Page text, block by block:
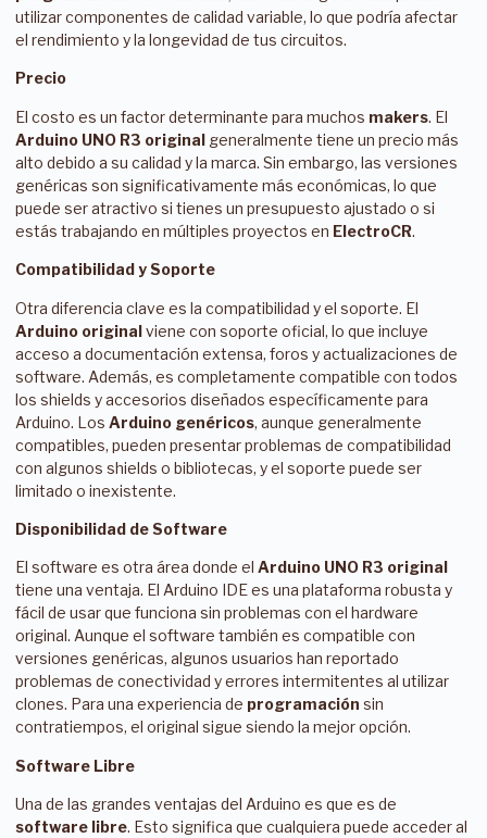
utilizar componentes de calidad variable, lo que podría afectar
el rendimiento y la longevidad de tus circuitos.
Precio
El costo es un factor determinante para muchos makers. El
Arduino UNO R3 original generalmente tiene un precio más
alto debido a su calidad y la marca. Sin embargo, las versiones
genéricas son significativamente más económicas, lo que
puede ser atractivo si tienes un presupuesto ajustado o si
estás trabajando en múltiples proyectos en ElectroCR.
Compatibilidad y Soporte
Otra diferencia clave es la compatibilidad y el soporte. El
Arduino originalviene con soporte oficial, lo que incluye
acceso a documentación extensa, foros y actualizaciones de
software. Además, es completamente compatible con todos
los shields y accesorios diseñados específicamente para
Arduino. Los Arduino genéricos, aunque generalmente
compatibles, pueden presentar problemas de compatibilidad
con algunos shields o bibliotecas, y el soporte puede ser
limitado o inexistente.
Disponibilidad de Software
El software es otra área donde el Arduino UNO R3 original
tiene una ventaja. El Arduino IDE es una plataforma robusta y
fácil de usar que funciona sin problemas con el hardware
original. Aunque el software también es compatible con
versiones genéricas, algunos usuarios han reportado
problemas de conectividad y errores intermitentes al utilizar
clones. Para una experiencia de programación sin
contratiempos, el original sigue siendo la mejor opción.
Software Libre
Una de las grandes ventajas del Arduino es que es de
software libre. Esto significa que cualquiera puede acceder al